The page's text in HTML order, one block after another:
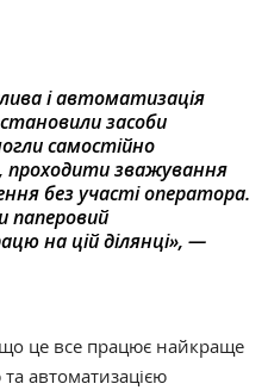
і автоматизація
засоби
самостійно
зважування
без участі оператора.
паперовий
на цій ділянці», —
це все працює найкраще
автоматизацією